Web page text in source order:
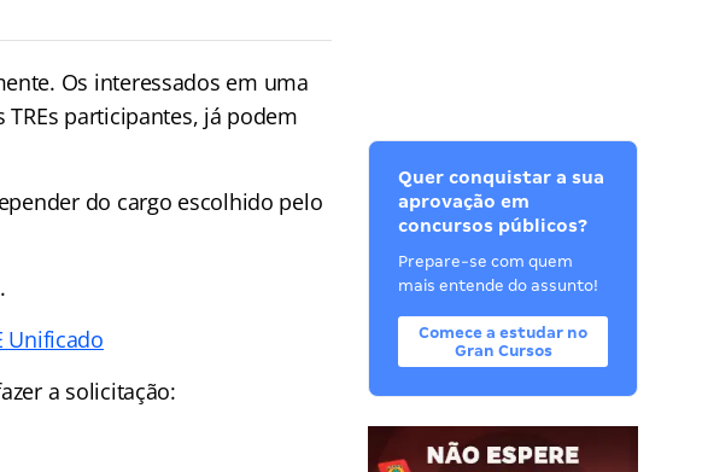
Os interessados em uma
TREs participantes, já podem
do cargo escolhido pelo
Unificado
a solicitação:
Quer conquistar a sua
aprovação em
concursos públicos?
Prepare-se com quem
mais entende do assunto!
Comece a estudar no
Gran Cursos